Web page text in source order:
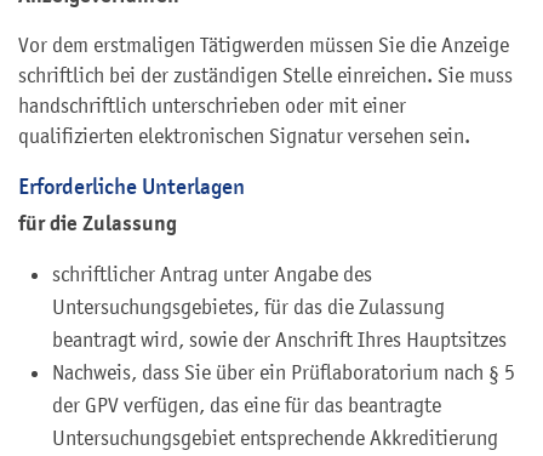
Vor dem erstmaligen Tätigwerden müssen Sie die Anzeige
schriftlich bei der zuständigen Stelle einreichen. Sie muss
handschriftlich unterschrieben oder mit einer
qualifizierten elektronischen Signatur versehen sein.
Erforderliche Unterlagen
für die Zulassung
schriftlicher Antrag unter Angabe des
Untersuchungsgebietes, für das die Zulassung
beantragt wird, sowie der Anschrift Ihres Hauptsitzes
Nachweis, dass Sie über ein Prüflaboratorium nach § 5
der GPV verfügen, das eine für das beantragte
Untersuchungsgebiet entsprechende Akkreditierung